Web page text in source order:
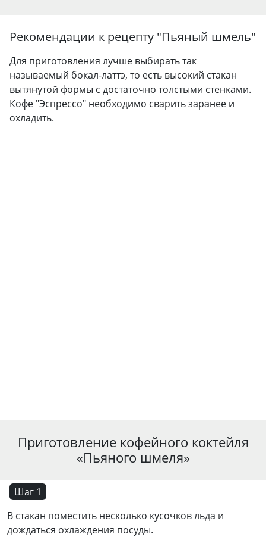
Рекомендации к рецепту "Пьяный шмель"
Для приготовления лучше выбирать так
называемый бокал-латтэ, то есть высокий стакан
вытянутой формы с достаточно толстыми стенками.
Кофе "Эспрессо" необходимо сварить заранее и
охладить.
Приготовление кофейного коктейля
«Пьяного шмеля»
Шаг 1
В стакан поместить несколько кусочков льда и
дождаться охлаждения посуды.